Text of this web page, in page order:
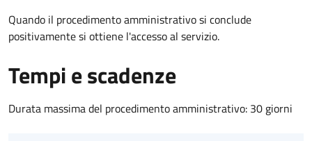
Quando il procedimento amministrativo si conclude
positivamente si ottiene l'accesso al servizio.
Tempi e scadenze
Durata massima del procedimento amministrativo: 30 giorni